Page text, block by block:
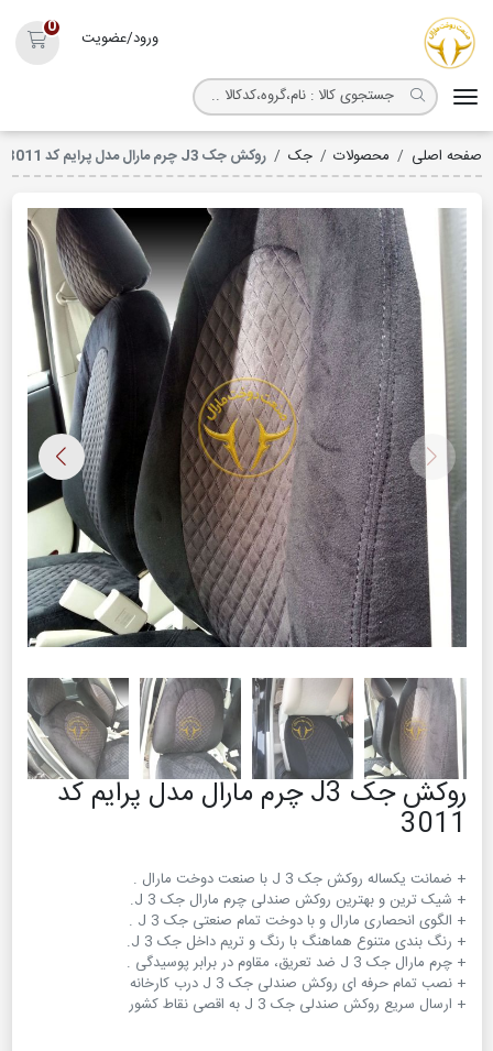
ورود/عضویت
0
صفحه اصلی محصولات جک روکش جک J3 چرم مارال مدل پرایم کد 3011
روکش جک J3 چرم مارال مدل پرایم کد
3011
+ ارسال سریع روکش صندلی جک J 3 به اقصی نقاط کشور